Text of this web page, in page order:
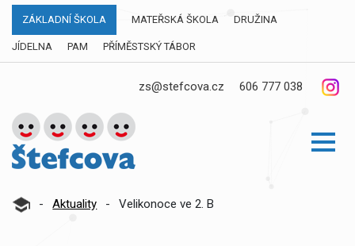
ZÁKLADNÍ ŠKOLA MATEŘSKÁ ŠKOLA DRUŽINA
JÍDELNA PAM PŘÍMĚSTSKÝ TÁBOR
zs@stefcova.cz 606 777 038
- Aktuality - Velikonoce ve 2. B